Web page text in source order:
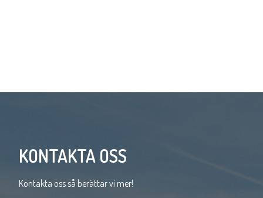
KONTAKTA OSS
Kontakta oss så berättar vi mer!